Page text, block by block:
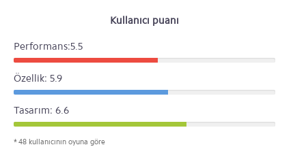
Kullanıcı puanı
Performans:5.5
Özellik: 5.9
Tasarım: 6.6
* 48 kullanıcının oyuna göre